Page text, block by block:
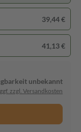
39,44 €
41,13 €
unbekannt
zzgl. Versandkosten